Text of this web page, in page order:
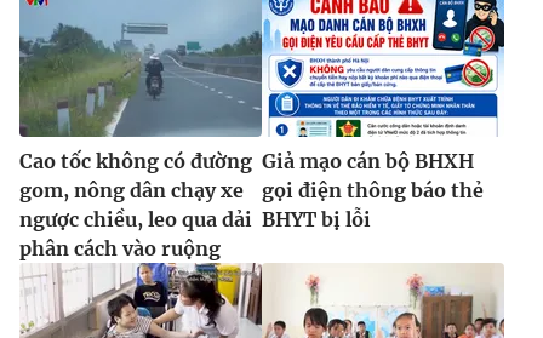
Cao tốc không có đường
gom, nông dân chạy xe
ngược chiều, leo qua dải
phân cách vào ruộng
Giả mạo cán bộ BHXH
gọi điện thông báo thẻ
BHYT bị lỗi